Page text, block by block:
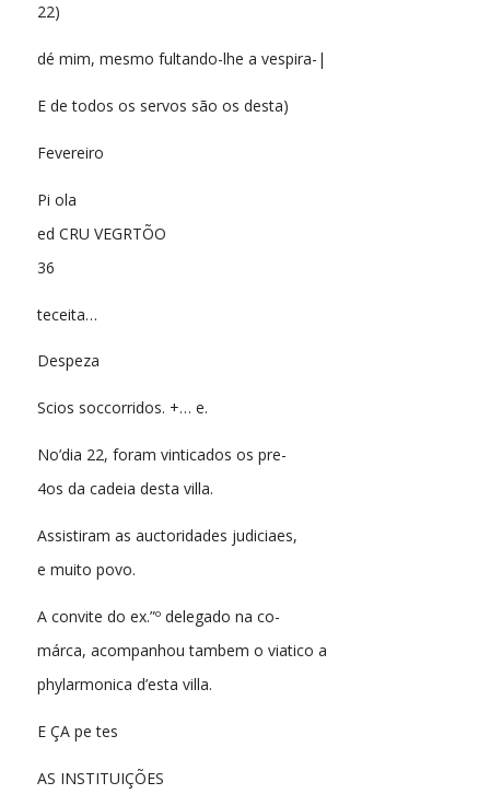
22)
dé mim, mesmo fultando-lhe a vespira-|
E de todos os servos são os desta)
Fevereiro
Pi ola
ed CRU VEGRTÕO
36
teceita…
Despeza
Scios soccorridos. +… e.
No’dia 22, foram vinticados os pre-
4os da cadeia desta villa.
Assistiram as auctoridades judiciaes,
e muito povo.
A convite do ex.”º delegado na co-
márca, acompanhou tambem o viatico a
phylarmonica d’esta villa.
E ÇA pe tes
AS INSTITUIÇÕES